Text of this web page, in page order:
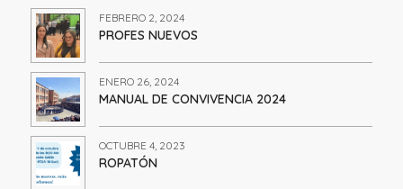
FEBRERO 2, 2024
PROFES NUEVOS
ENERO 26, 2024
MANUAL DE CONVIVENCIA 2024
OCTUBRE 4, 2023
ROPATÓN